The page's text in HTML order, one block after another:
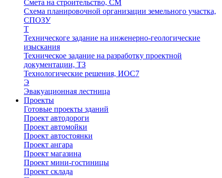
Смета на строительство, СМ
Схема планировочной организации земельного участка,
СПОЗУ
Т
Техническоге задание на инженерно-геологические
изыскания
Техническое задание на разработку проектной
документации, ТЗ
Технологические решения, ИОC7
Э
Эвакуационная лестница
Проекты
Готовые проекты зданий
Проект автодороги
Проект автомойки
Проект автостоянки
Проект ангара
Проект магазина
Проект мини-гостиницы
Проект склада